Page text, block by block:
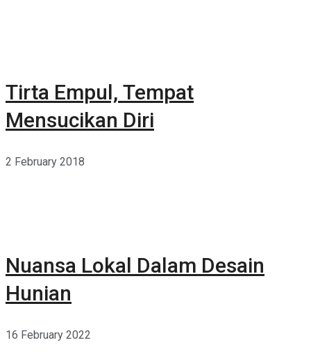
Tirta Empul, Tempat
Mensucikan Diri
2 February 2018
Nuansa Lokal Dalam Desain
Hunian
16 February 2022